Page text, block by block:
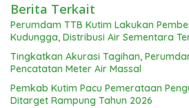
Berita Terkait
Perumdam TTB Kutim Lakukan
Kudungga, Distribusi Air Sementara
Tingkatkan Akurasi Tagihan,
Pencatatan Meter Air Massal
Pemkab Kutim Pacu Pemerataan
Ditarget Rampung Tahun 2026